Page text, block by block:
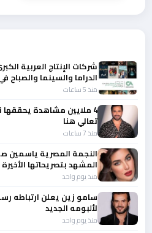
شركات الإنتاج العربية
الدراما والسينما
منذ 5 ساعات
4 ملايين مشاهدة يحققها
تعالي هنا
منذ 7 ساعات
النجمة المصرية ياسمين
المشهد بتصريحاتها الأخيرة
منذ يوم واحد
سامو زين يعلن ارتباطه
لألبومه الجديد
منذ يوم واحد